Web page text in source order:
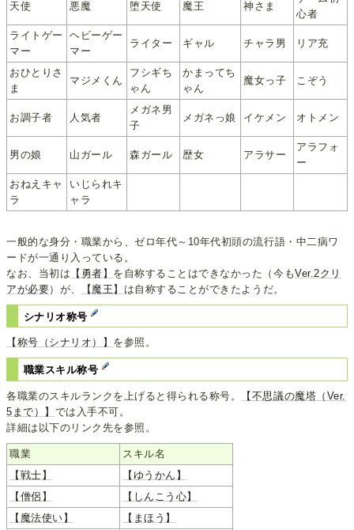
天使 悪魔 堕天使 魔王 神さま
心者
ライトゲー
マー
ヘビーゲー
マー
ライター ギャル チャラ男 リア充
おひとりさ
ま
マジメくん
フシギち
ゃん
かまってち
ゃん
魔女っ子 こぞう
お調子者 人気者
メガネ男
子
メガネっ娘 イケメン オトメン
男の娘 山ガール 森ガール 歴女 アラサー
アラフォ
ー
おねえキャ
ラ
いじられキ
ャラ
一般的な身分・職業から、ゼロ年代～10年代初頭の流行語・中二病ワ
ードが一通り入っている。
なお、当初は 【勇者】 を自称することはできなかった（今もVer.2クリ
アが必要）が、 【魔王】 は自称することができたようだ。
シナリオ称号
【称号（シナリオ）】 を参照。
職業スキル称号
各職業のスキルランクを上げると得られる称号。
【不思議の魔塔（Ver.
5まで）】 では入手不可。
詳細は以下のリンク先を参照。
職業
スキル名
【戦士】
【ゆうかん】
【僧侶】
【しんこう心】
【魔法使い】
【まほう】